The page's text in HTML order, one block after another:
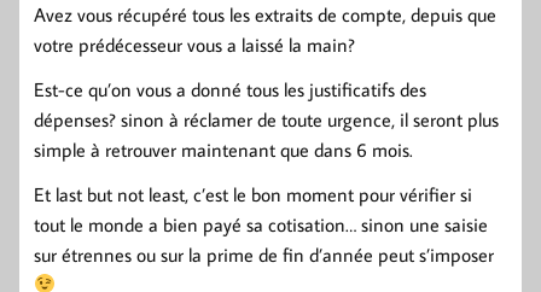
Avez vous récupéré tous les extraits de compte, depuis que
votre prédécesseur vous a laissé la main?
Est-ce qu’on vous a donné tous les justificatifs des
dépenses? sinon à réclamer de toute urgence, il seront plus
simple à retrouver maintenant que dans 6 mois.
Et last but not least, c’est le bon moment pour vérifier si
tout le monde a bien payé sa cotisation… sinon une saisie
sur étrennes ou sur la prime de fin d’année peut s’imposer